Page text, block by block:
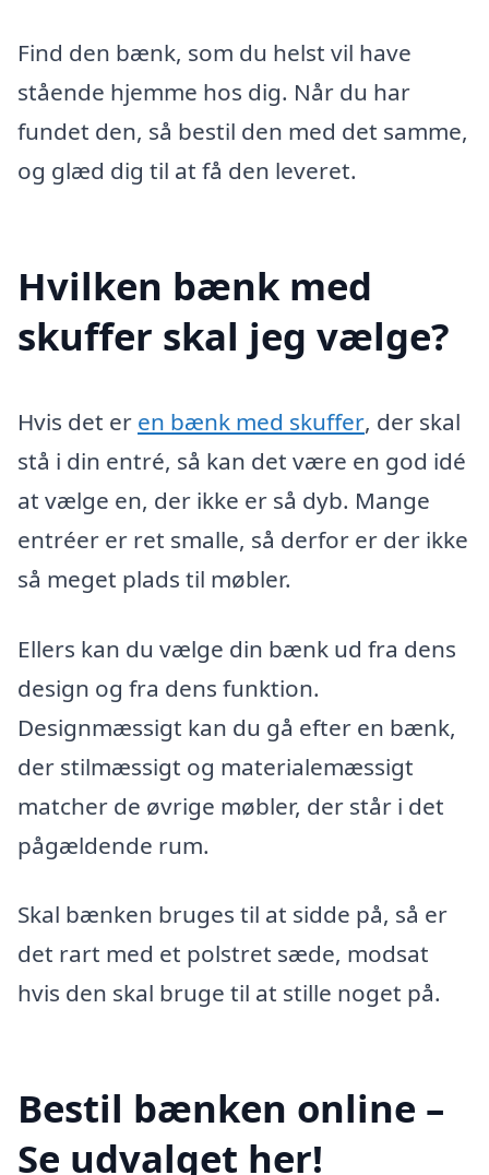
Find den bænk, som du helst vil have
stående hjemme hos dig. Når du har
fundet den, så bestil den med det samme,
og glæd dig til at få den leveret.
Hvilken bænk med
skuffer skal jeg vælge?
Hvis det er en bænk med skuffer, der skal
stå i din entré, så kan det være en god idé
at vælge en, der ikke er så dyb. Mange
entréer er ret smalle, så derfor er der ikke
så meget plads til møbler.
Ellers kan du vælge din bænk ud fra dens
design og fra dens funktion.
Designmæssigt kan du gå efter en bænk,
der stilmæssigt og materialemæssigt
matcher de øvrige møbler, der står i det
pågældende rum.
Skal bænken bruges til at sidde på, så er
det rart med et polstret sæde, modsat
hvis den skal bruge til at stille noget på.
Bestil bænken online –
Se udvalget her!